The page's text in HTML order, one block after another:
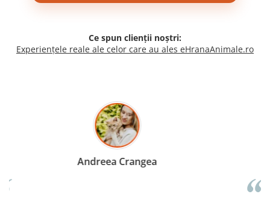
Ce spun clienții noștri:
Experiențele reale ale celor care au ales eHranaAnimale.ro
Madalina Stancea